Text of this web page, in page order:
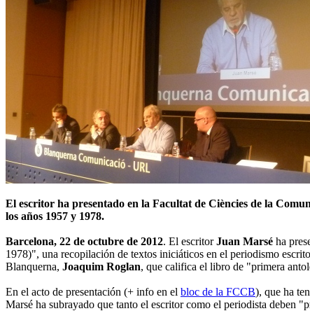
El escritor ha presentado en la Facultat de Ciències de la
los años 1957 y 1978.
Barcelona, 22 de octubre de 2012. El escritorJuan Marsé ha
1978)", una recopilación de textos iniciáticos en el periodismo
Blanquerna, Joaquim Roglan, que califica el libro de "primera
En el acto de presentación (+ info en el bloc de la FCCB), que ha
Marsé ha subrayado que tanto el escritor como el periodista deben